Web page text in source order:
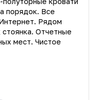
порядок. Все
Рядом
стоянка. Отчетные
мест. Чистое